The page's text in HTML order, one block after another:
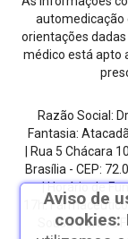
automedicação
orientações
médico está apto
Razão Social:
Fantasia:
| Rua 5 Chácara
Brasília - CEP:
| Horário de
17h.Farmacêutico
Sousa | CRF/
Aviso de
cookies: